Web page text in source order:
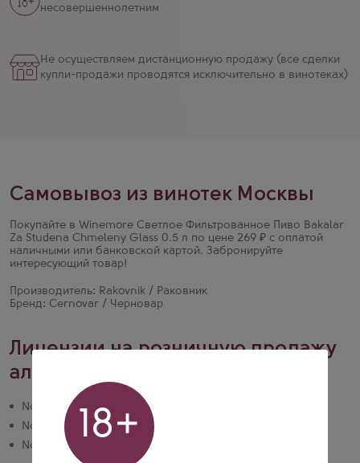
несовершеннолетним
Не осуществляем дистанционную продажу (все сделки
купли-продажи проводятся исключительно в винотеках)
Самовывоз из винотек Москвы
Покупайте в Winemore Светлое Фильтрованное Пиво Bakalar
Za Studena Chmeleny Glass 0.5 л по цене 269 ₽ с оплатой
наличными или банковской картой. Забронируйте
интересующий товар!
Производитель: Rakovnik / Раковник
Бренд: Cernovar / Черновар
Лицензии на розничную продажу
алкогольной продукции
№ 50РПА0024374 действует до 20.10.2028
№ 77РПА0015006 действует до 01.09.2030
№ 77РПА0015624 действует до 13.10.2026
18+